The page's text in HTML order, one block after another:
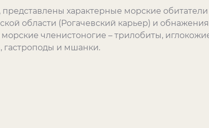
характерные морские обитатели
области (Рогачевский карьер) и
членистоногие – трилобиты,
гастроподы и мшанки.